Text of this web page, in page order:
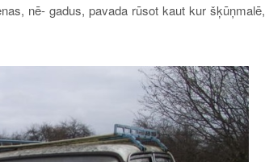
nē- gadus, pavada rūsot kaut kur šķūņmalē,